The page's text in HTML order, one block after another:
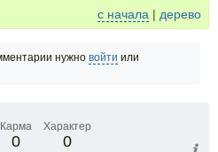
с начала | дерево
нужно войти или
Карма
0
Характер
0